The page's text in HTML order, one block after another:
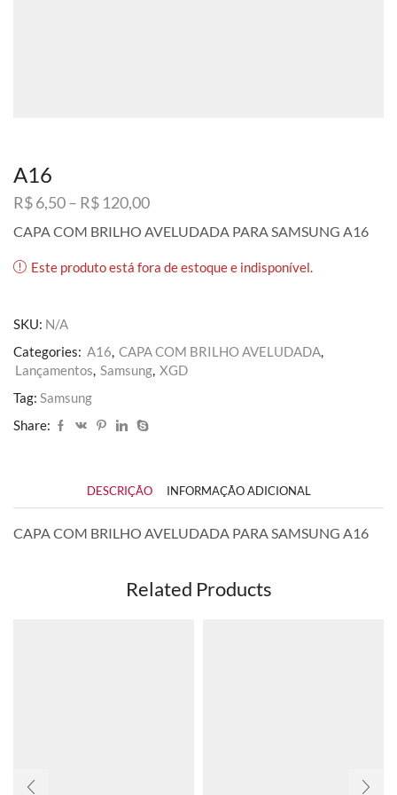
A16
R$6,50– R$ 120,00Faixa
preço:
através
CAPA COM BRILHO AVELUDADA PARA SAMSUNG A16
Este produto está fora de estoque e indisponível.
SKU: N/A
Categories: A16, CAPA COM BRILHO AVELUDADA,
Lançamentos, Samsung, XGD
Tag: Samsung
Share:
DESCRIÇÃO INFORMAÇÃO ADICIONAL
CAPA COM BRILHO AVELUDADA PARA SAMSUNG A16
Related Products